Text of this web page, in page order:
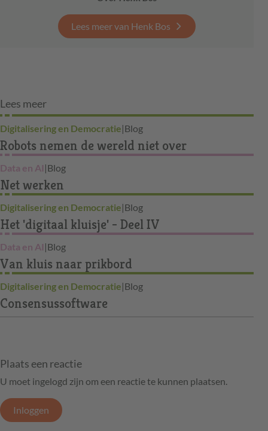
Lees meer van Henk Bos
Lees meer
Digitalisering en Democratie|Blog
Robots nemen de wereld niet over
Data en AI |Blog
Net werken
Digitalisering en Democratie|Blog
Het 'digitaal kluisje' - Deel IV
Data en AI |Blog
Van kluis naar prikbord
Digitalisering en Democratie|Blog
Consensussoftware
Plaats een reactie
U moet ingelogd zijn om een reactie te kunnen plaatsen.
Inloggen